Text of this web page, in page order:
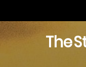
The